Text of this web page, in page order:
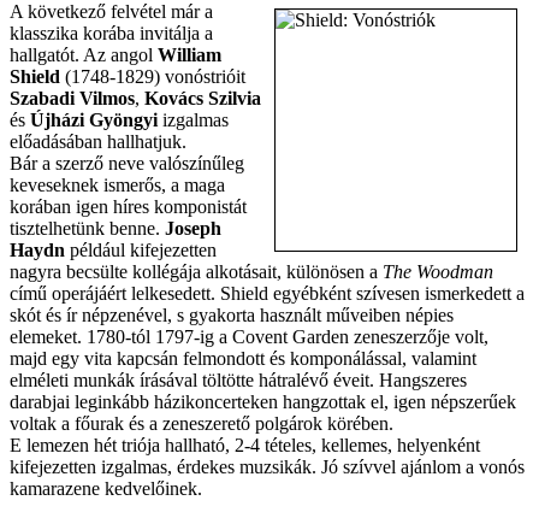
A következő felvétel már a
klasszika korába invitálja a
hallgatót. Az angol William
Shield (1748-1829) vonóstrióit
Szabadi Vilmos, Kovács Szilvia
és Újházi Gyöngyiizgalmas
előadásában hallhatjuk.
Bár a szerző neve valószínűleg
keveseknek ismerős, a maga
korában igen híres komponistát
tisztelhetünk benne. Joseph
Haydn például kifejezetten
nagyra becsülte kollégája alkotásait, különösen a The Woodman
című operájáért lelkesedett. Shield egyébként szívesen ismerkedett a
skót és ír népzenével, s gyakorta használt műveiben népies
elemeket. 1780-tól 1797-ig a Covent Garden zeneszerzője volt,
majd egy vita kapcsán felmondott és komponálással, valamint
elméleti munkák írásával töltötte hátralévő éveit. Hangszeres
darabjai leginkább házikoncerteken hangzottak el, igen népszerűek
voltak a főurak és a zeneszerető polgárok körében.
E lemezen hét triója hallható, 2-4 tételes, kellemes, helyenként
kifejezetten izgalmas, érdekes muzsikák. Jó szívvel ajánlom a vonós
kamarazene kedvelőinek.